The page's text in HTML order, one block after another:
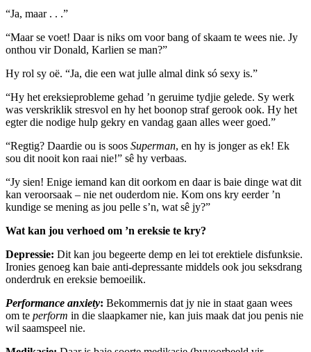
“Ja, maar . . .”
“Maar se voet! Daar is niks om voor bang of skaam te wees nie. Jy
onthou vir Donald, Karlien se man?”
Hy rol sy oë. “Ja, die een wat julle almal dink só sexy is.”
“Hy het ereksieprobleme gehad ’n geruime tydjie gelede. Sy werk
was verskriklik stresvol en hy het boonop straf gerook ook. Hy het
egter die nodige hulp gekry en vandag gaan alles weer goed.”
“Regtig? Daardie ou is soos Superman, en hy is jonger as ek! Ek
sou dit nooit kon raai nie!” sê hy verbaas.
“Jy sien! Enige iemand kan dit oorkom en daar is baie dinge wat dit
kan veroorsaak – nie net ouderdom nie. Kom ons kry eerder ’n
kundige se mening as jou pelle s’n, wat sê jy?”
Wat kan jou verhoed om ’n ereksie te kry?
Depressie: Dit kan jou begeerte demp en lei tot erektiele disfunksie.
Ironies genoeg kan baie anti-depressante middels ook jou seksdrang
onderdruk en ereksie bemoeilik.
Performance anxiety: Bekommernis dat jy nie in staat gaan wees
om te perform in die slaapkamer nie, kan juis maak dat jou penis nie
wil saamspeel nie.